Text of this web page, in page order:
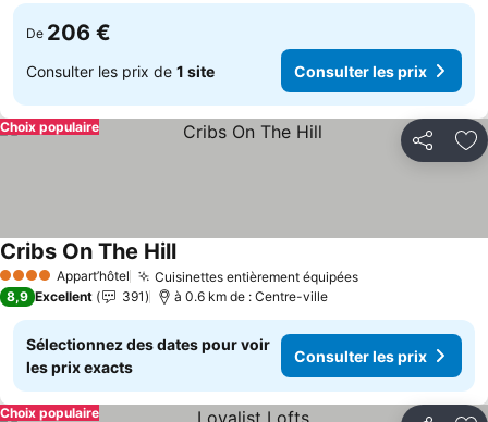
De 206 €
Consulter les prix de 1 site Consulter les prix
Partager
Choix populaire
4 Étoiles Appart’hôtel Cuisinettes entièrement équipéesConsulter les
Cribs On The HillConsulter les prix
8,9 Excellent 391 à 0.6 km de : Centre-ville
Sélectionnez des dates pour voir
les prix exacts
Consulter les prix
Choix populaire